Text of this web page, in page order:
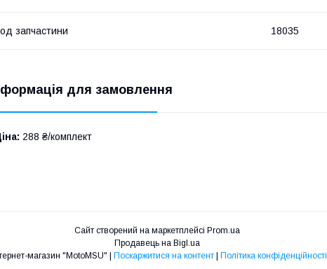
запчастини 18035
для замовлення
288 ₴/комплект
Сайт створений на маркетплейсі Prom.ua
Продавець на Bigl.ua
Интернет-магазин "MotoMSU" | Поскаржитися на контент | Політика конфіденційності